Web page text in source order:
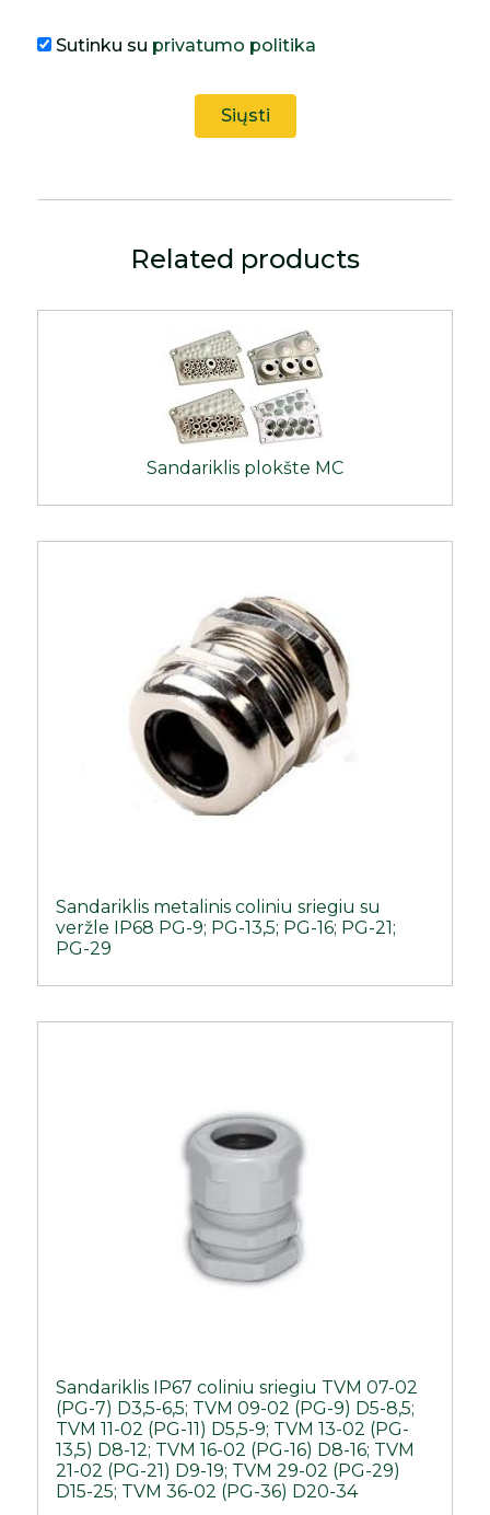
Sutinku su privatumo politika
Related products
Sandariklis plokšte MC
Sandariklis metalinis coliniu sriegiu su
veržle IP68 PG-9; PG-13,5; PG-16; PG-21;
PG-29
Sandariklis IP67 coliniu sriegiu TVM 07-02
(PG-7) D3,5-6,5; TVM 09-02 (PG-9) D5-8,5;
TVM 11-02 (PG-11) D5,5-9; TVM 13-02 (PG-
13,5) D8-12; TVM 16-02 (PG-16) D8-16; TVM
21-02 (PG-21) D9-19; TVM 29-02 (PG-29)
D15-25; TVM 36-02 (PG-36) D20-34